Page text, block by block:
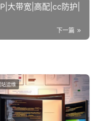
大带宽|高配|cc防护|
下一篇
站运维